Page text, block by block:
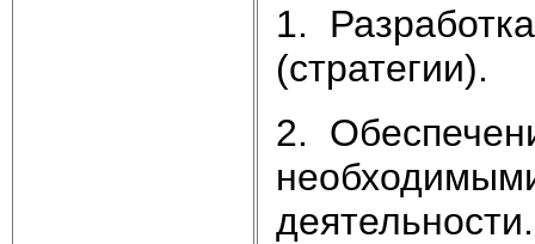
1.
(стратегии).
2.
деятельности.